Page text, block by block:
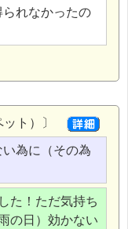
れなかったの
ト）〕
為に（その為
た！ただ気持ち
の日）効かない